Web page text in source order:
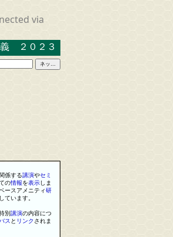
via
０２３．３．１７ 米沢キャンパス
係する講演やセミ
の情報を表示しま
ースアメニティ研
ています。
別講演の内容につ
スと リンクされま